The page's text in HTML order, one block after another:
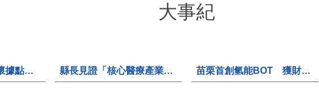
大事紀
縣長見證「核心醫療產業推動園區」產學合作簽約儀式 苗栗首創氫能BOT 獲財政部「突破之翼」肯定